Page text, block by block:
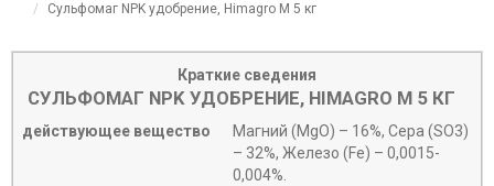
Сульфомаг NPK удобрение, Himagro M 5 кг
Краткие сведения
СУЛЬФОМАГ NPK УДОБРЕНИЕ, HIMAGRO M 5 КГ
действующее вещество
Магний (MgO) – 16%, Сера (SO3)
– 32%, Железо (Fe) – 0,0015-
0,004%.